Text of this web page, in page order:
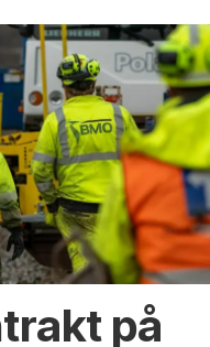
på